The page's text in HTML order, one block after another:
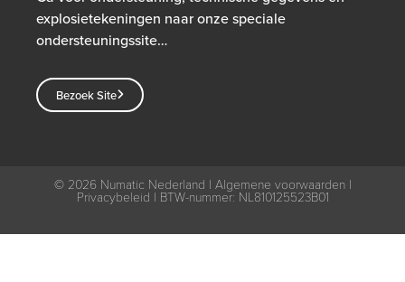
explosietekeningen naar onze speciale
ondersteuningssite…
Bezoek Site
© 2026 Numatic Nederland | Algemene voorwaarden|
Privacybeleid | BTW-nummer: NL810125523B01